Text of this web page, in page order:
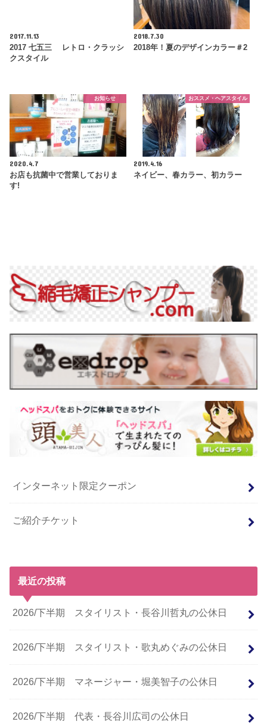
2017.11.13
2017 七五三 レトロ・クラッシ
クスタイル
2018.7.30
2018年！夏のデザインカラー＃2
お知らせ
2020.4.7
お店も抗菌中で営業しておりま
す!
おススメ・ヘアスタイル
2019.4.16
ネイビー、春カラー、初カラー
インターネット限定クーポン
ご紹介チケット
最近の投稿
2026/下半期 スタイリスト・長谷川哲丸の公休日
2026/下半期 スタイリスト・歌丸めぐみの公休日
2026/下半期 マネージャー・堀美智子の公休日
2026/下半期 代表・長谷川広司の公休日